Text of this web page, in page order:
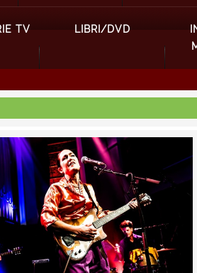
TV LIBRI/DVD